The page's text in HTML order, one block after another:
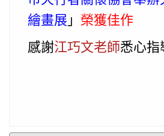
繪畫展 」 榮獲佳作
感謝江巧文老師悉心指